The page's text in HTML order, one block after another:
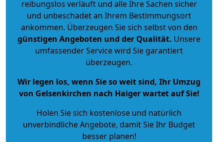
reibungslos verläuft und alle Ihre Sachen sicher
und unbeschadet an Ihrem Bestimmungsort
ankommen. Überzeugen Sie sich selbst von den
günstigen Angeboten und der Qualität. Unsere
umfassender Service wird Sie garantiert
überzeugen.
Wir legen los, wenn Sie so weit sind, Ihr Umzug
von Gelsenkirchen nach Haiger wartet auf Sie!
Holen Sie sich kostenlose und natürlich
unverbindliche Angebote, damit Sie Ihr Budget
besser planen!